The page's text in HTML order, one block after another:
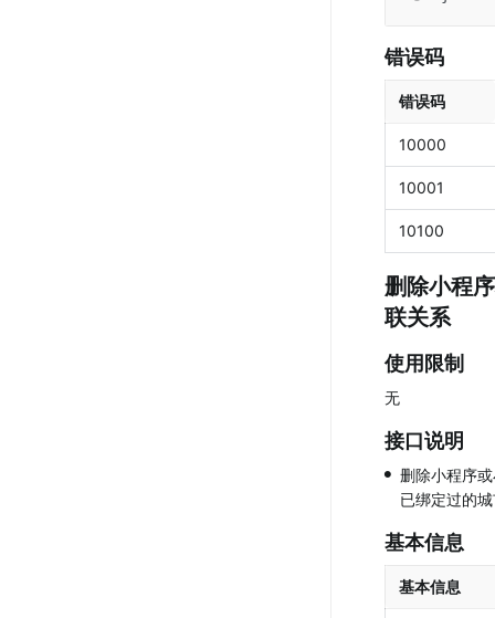
错误码
错误码
10000
10001
10100
删除小程
联关系
使用限制
无
接口说明
• 删除小程序
已绑定过的
基本信息
基本信息